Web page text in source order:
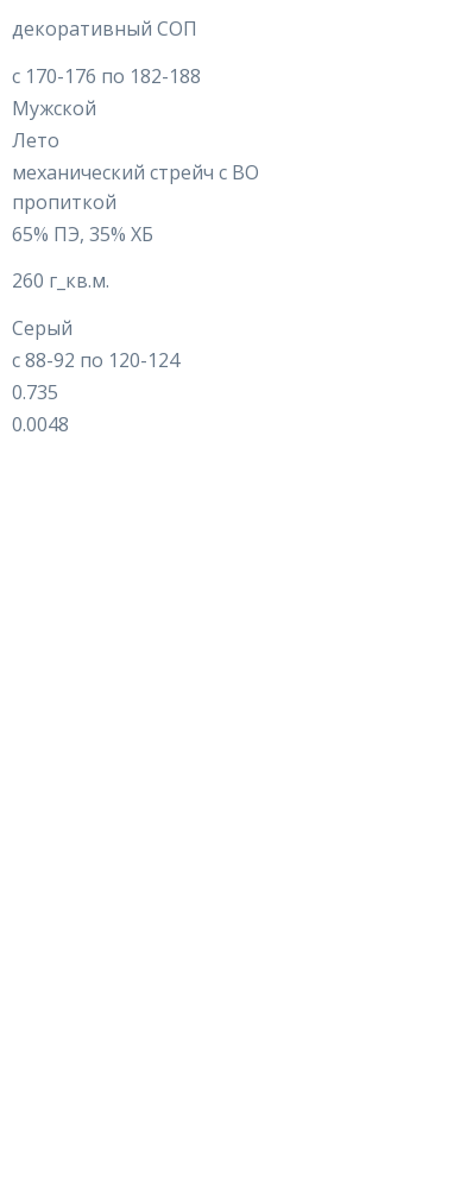
декоративный СОП
с 170-176 по 182-188
Мужской
Лето
механический стрейч с ВО
пропиткой
65% ПЭ, 35% ХБ
260 г_кв.м.
Серый
с 88-92 по 120-124
0.735
0.0048